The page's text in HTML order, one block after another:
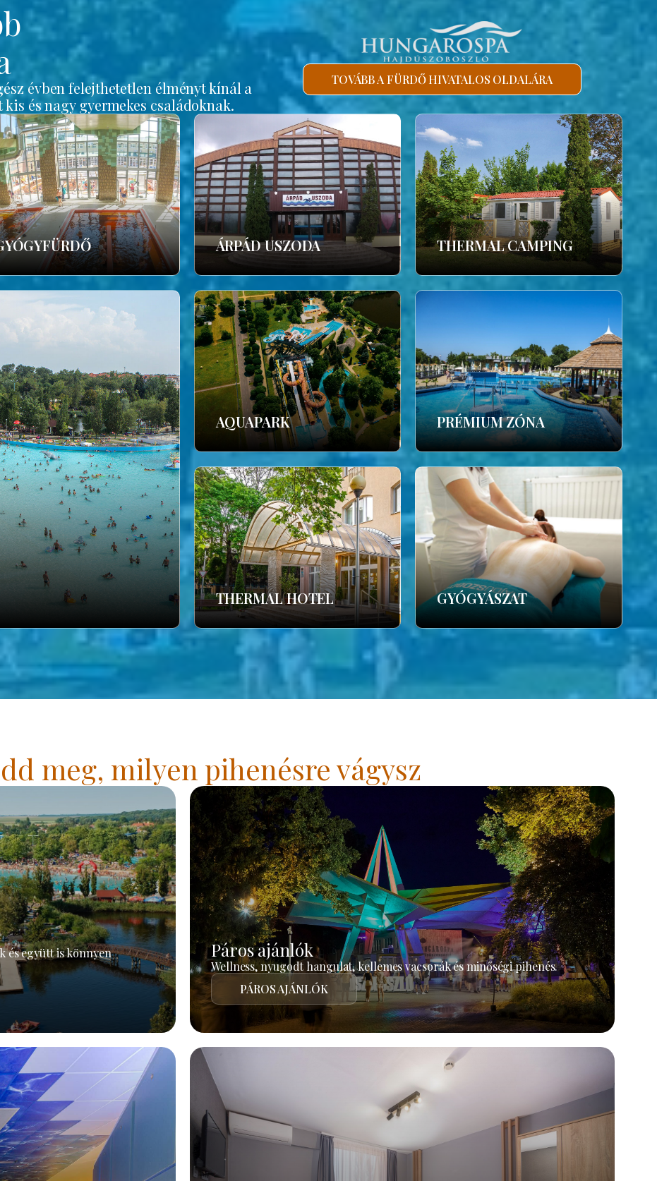
évben felejthetetlen élményt kínál a
és nagy gyermekes családoknak.
TOVÁBB A FÜRDŐ HIVATALOS OLDALÁRA
ÁRPÁD USZODA THERMAL CAMPING
AQUAPARK PRÉMIUM ZÓNA
THERMAL HOTEL GYÓGYÁSZAT
meg, milyen pihenésre vágysz
és együtt is könnyen
Páros ajánlók
Wellness, nyugodt hangulat, kellemes vacsorák és minőségi pihenés.
PÁROS AJÁNLÓK